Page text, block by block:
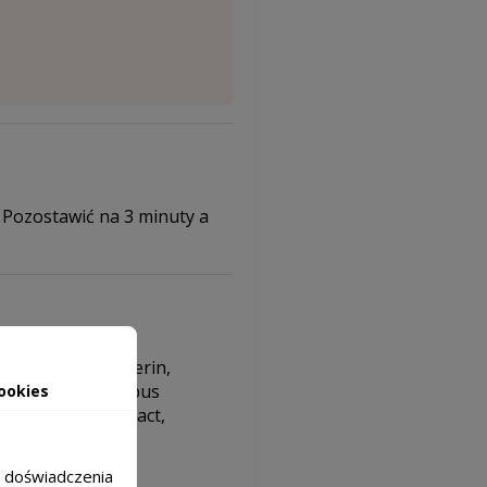
na 3 minuty a
Glycerin,
Chloride, Rubus
Fruit Extract,